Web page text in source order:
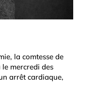
la comtesse de
mercredi des
arrêt cardiaque,